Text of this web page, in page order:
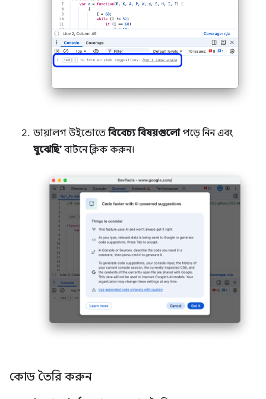
ডায়ালগ উইন্ডোতেবিবেচ্য বিষয়গুলোপড়ে নিন এবং
‘বুঝেছি’বাটনে ক্লিক করুন।
কোড তৈরি করুন